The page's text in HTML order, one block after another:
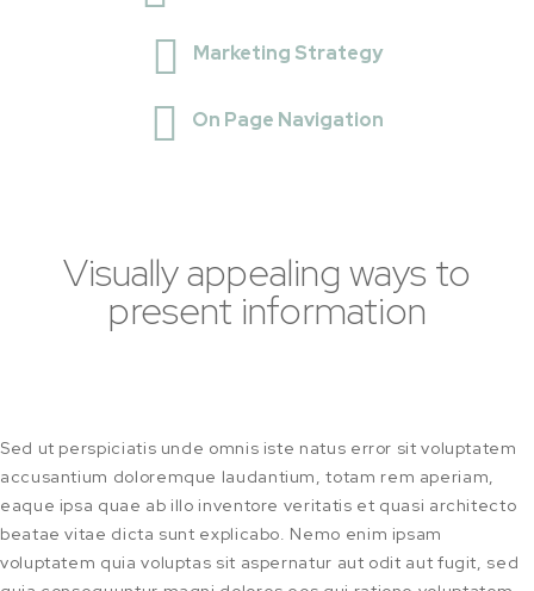
Marketing Strategy
On Page Navigation
Visually appealing ways to
present information
Sed ut perspiciatis unde omnis iste natus error sit voluptatem
accusantium doloremque laudantium, totam rem aperiam,
eaque ipsa quae ab illo inventore veritatis et quasi architecto
beatae vitae dicta sunt explicabo. Nemo enim ipsam
voluptatem quia voluptas sit aspernatur aut odit aut fugit, sed